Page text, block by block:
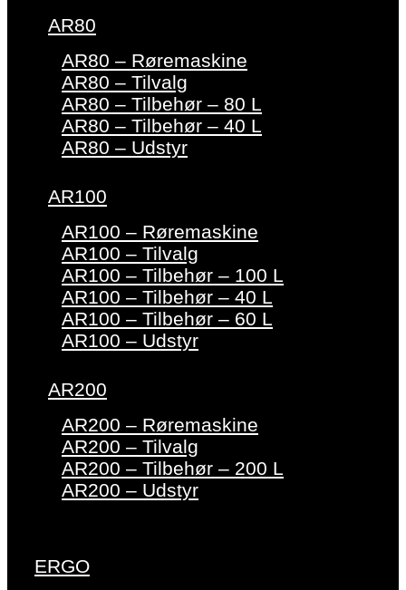
AR80
AR80 – Røremaskine
AR80 – Tilvalg
AR80 – Tilbehør – 80 L
AR80 – Tilbehør – 40 L
AR80 – Udstyr
AR100
AR100 – Røremaskine
AR100 – Tilvalg
AR100 – Tilbehør – 100 L
AR100 – Tilbehør – 40 L
AR100 – Tilbehør – 60 L
AR100 – Udstyr
AR200
AR200 – Røremaskine
AR200 – Tilvalg
AR200 – Tilbehør – 200 L
AR200 – Udstyr
ERGO